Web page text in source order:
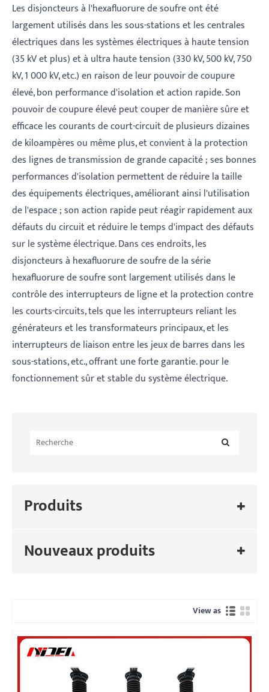
Les disjoncteurs à l'hexafluorure de soufre ont été
largement utilisés dans les sous-stations et les centrales
électriques dans les systèmes électriques à haute tension
(35 kV et plus) et à ultra haute tension (330 kV, 500 kV, 750
kV, 1 000 kV, etc.) en raison de leur pouvoir de coupure
élevé, bon performance d'isolation et action rapide. Son
pouvoir de coupure élevé peut couper de manière sûre et
efficace les courants de court-circuit de plusieurs dizaines
de kiloampères ou même plus, et convient à la protection
des lignes de transmission de grande capacité ; ses bonnes
performances d'isolation permettent de réduire la taille
des équipements électriques, améliorant ainsi l'utilisation
de l'espace ; son action rapide peut réagir rapidement aux
défauts du circuit et réduire le temps d'impact des défauts
sur le système électrique. Dans ces endroits, les
disjoncteurs à hexafluorure de soufre de la série
hexafluorure de soufre sont largement utilisés dans le
contrôle des interrupteurs de ligne et la protection contre
les courts-circuits, tels que les interrupteurs reliant les
générateurs et les transformateurs principaux, et les
interrupteurs de liaison entre les jeux de barres dans les
sous-stations, etc., offrant une forte garantie. pour le
fonctionnement sûr et stable du système électrique.
Produits
Nouveaux produits
View as